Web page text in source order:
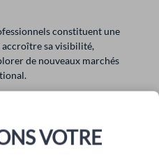
constituent une
sa visibilité,
de nouveaux marchés
liées à la participation à
: stand, communication,
VOTRE